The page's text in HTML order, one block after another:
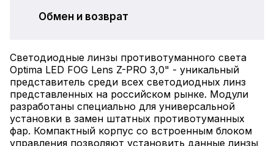
Обмен и возврат
Светодиодные линзы противотуманного света
Optima LED FOG Lens Z-PRO 3,0" - уникальный
представитель среди всех светодиодных линз
представленных на российском рынке. Модули
разработаны специально для универсальной
установки в замен штатных противотуманных
фар. Компактный корпус со встроенным блоком
управления позволяют установить данные линзы